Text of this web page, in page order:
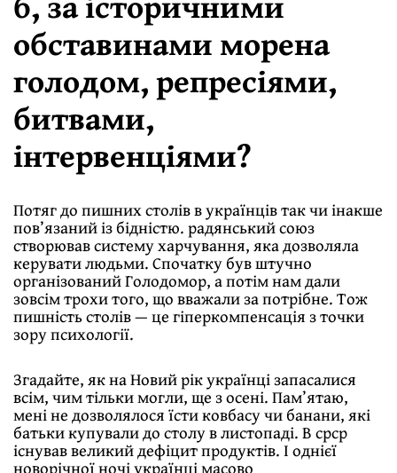
обставинами морена
голодом, репресіями,
битвами,
інтервенціями?
Потяг до пишних столів в українців так чи інакше
пов’язаний із бідністю. радянський союз
створював систему харчування, яка дозволяла
керувати людьми. Спочатку був штучно
організований Голодомор, а потім нам дали
зовсім трохи того, що вважали за потрібне. Тож
пишність столів — це гіперкомпенсація з точки
зору психології.
Згадайте, як на Новий рік українці запасалися
всім, чим тільки могли, ще з осені. Пам’ятаю,
мені не дозволялося їсти ковбасу чи банани, які
батьки купували до столу в листопаді. В срср
існував великий дефіцит продуктів. І однієї
новорічної ночі українці масово